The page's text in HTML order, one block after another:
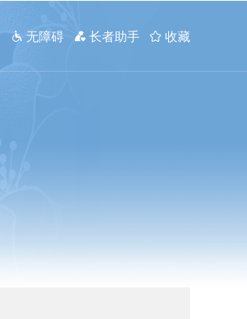
 无障碍  长者助手  收藏